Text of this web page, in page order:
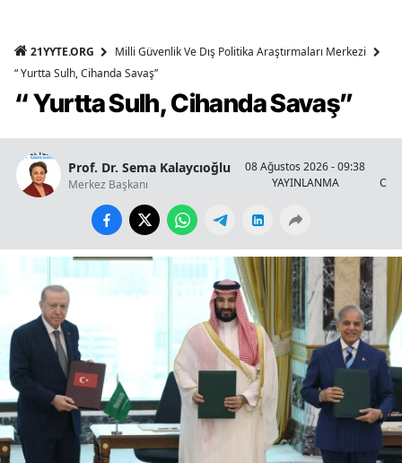
21YYTE.ORG
Milli Güvenlik Ve Dış Politika Araştırmaları Merkezi
“ Yurtta Sulh, Cihanda Savaş”
“ Yurtta Sulh, Cihanda Savaş”
Prof. Dr. Sema Kalaycıoğlu
Merkez Başkanı
08 Ağustos 2026 - 09:38
YAYINLANMA